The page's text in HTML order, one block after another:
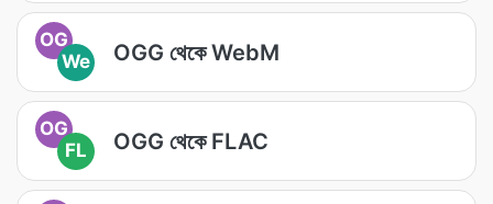
OG
We
OGG থেকে WebM
OG
FL
OGG থেকে FLAC